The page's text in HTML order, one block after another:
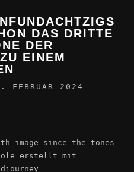
DAS DRITTE
DER
EINEM
FEBRUAR 2024
image since the tones
erstellt mit